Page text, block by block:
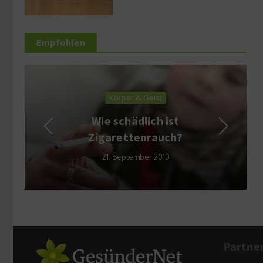
Empfohlen
Körper & Geist
Wie schädlich ist
Zigarettenrauch?
21. September 2010